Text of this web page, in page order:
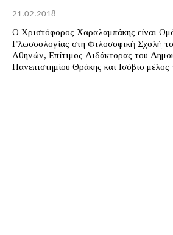
21.02.2018
Ο Χριστόφορος Χαραλαμπάκης είναι
Γλωσσολογίας στη Φιλοσοφική Σχολή
Αθηνών, Επίτιμος Διδάκτορας του
Πανεπιστημίου Θράκης και Ισόβιο μέλος